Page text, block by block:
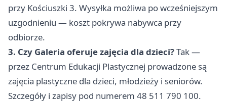
przy Kościuszki 3. Wysyłka możliwa po wcześniejszym
uzgodnieniu — koszt pokrywa nabywca przy
odbiorze.
3. Czy Galeria oferuje zajęcia dla dzieci?Tak —
przez Centrum Edukacji Plastycznej prowadzone są
zajęcia plastyczne dla dzieci, młodzieży i seniorów.
Szczegóły i zapisy pod numerem 48 511 790 100.